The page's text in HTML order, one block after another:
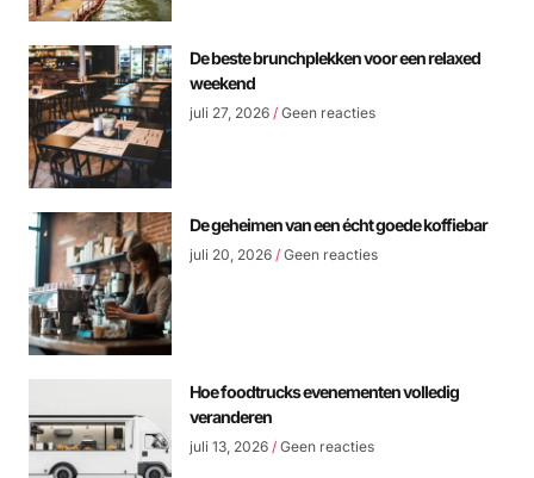
De beste brunchplekken voor een relaxed
weekend
juli 27, 2026 Geen reacties
De geheimen van een écht goede koffiebar
juli 20, 2026 Geen reacties
Hoe foodtrucks evenementen volledig
veranderen
juli 13, 2026 Geen reacties